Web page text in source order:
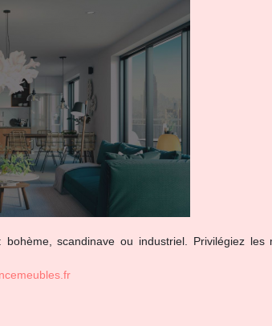
scandinave ou industriel. Privilégiez les